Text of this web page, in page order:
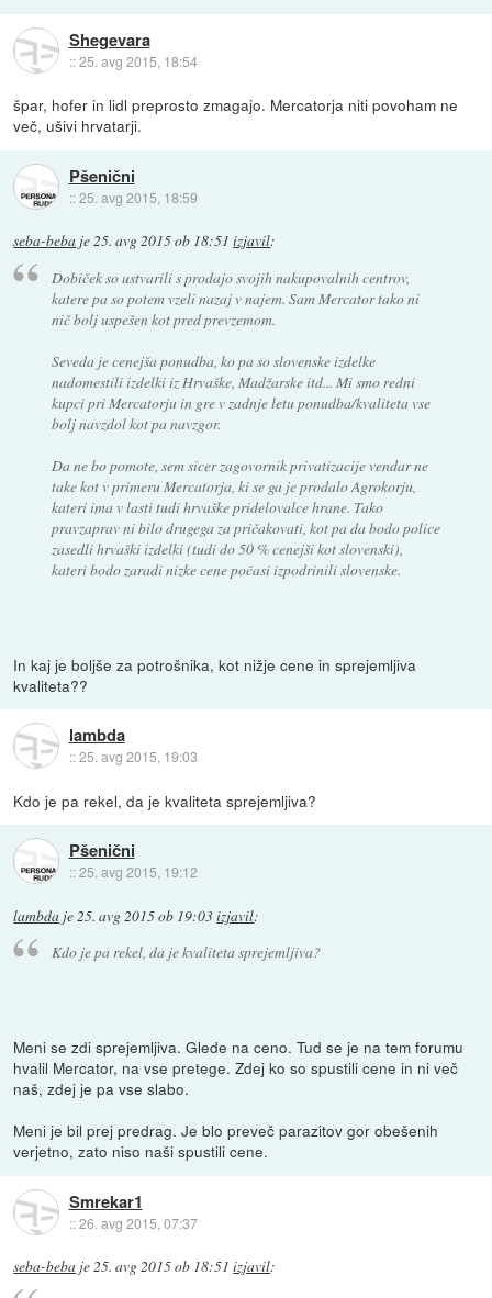
Shegevara
::25. avg 2015, 18:54
špar, hofer in lidl preprosto zmagajo. Mercatorja niti povoham ne
več, ušivi hrvatarji.
Pšenični
::25. avg 2015, 18:59
seba-beba je25. avg 2015 ob 18:51 izjavil:
Dobiček so ustvarili s prodajo svojih nakupovalnih centrov,
katere pa so potem vzeli nazaj v najem. Sam Mercator tako ni
nič bolj uspešen kot pred prevzemom.
Seveda je cenejša ponudba, ko pa so slovenske izdelke
nadomestili izdelki iz Hrvaške, Madžarske itd... Mi smo redni
kupci pri Mercatorju in gre v zadnje letu ponudba/kvaliteta vse
bolj navzdol kot pa navzgor.
Da ne bo pomote, sem sicer zagovornik privatizacije vendar ne
take kot v primeru Mercatorja, ki se ga je prodalo Agrokorju,
kateri ima v lasti tudi hrvaške pridelovalce hrane. Tako
pravzaprav ni bilo drugega za pričakovati, kot pa da bodo police
zasedli hrvaški izdelki (tudi do 50 % cenejši kot slovenski),
kateri bodo zaradi nizke cene počasi izpodrinili slovenske.
In kaj je boljše za potrošnika, kot nižje cene in sprejemljiva
kvaliteta??
lambda
::25. avg 2015, 19:03
Kdo je pa rekel, da je kvaliteta sprejemljiva?
Pšenični
::25. avg 2015, 19:12
lambda je25. avg 2015 ob 19:03izjavil:
Kdo je pa rekel, da je kvaliteta sprejemljiva?
Meni se zdi sprejemljiva. Glede na ceno. Tud se je na tem forumu
hvalil Mercator, na vse pretege. Zdej ko so spustili cene in ni več
naš, zdej je pa vse slabo.
Meni je bil prej predrag. Je blo preveč parazitov gor obešenih
verjetno, zato niso naši spustili cene.
Smrekar1
::26. avg 2015, 07:37
seba-beba je25. avg 2015 ob 18:51 izjavil: